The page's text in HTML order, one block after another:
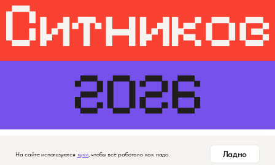
На сайте используются куки, чтобы всё работало как надо. Ладно
Made on